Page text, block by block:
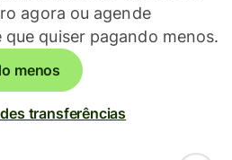
agora ou agende
quiser pagando menos.
menos
transferências